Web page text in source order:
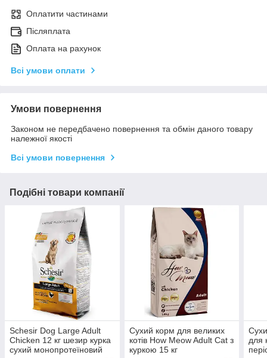
Оплатити частинами
Післяплата
Оплата на рахунок
Всі умови оплати
Умови повернення
Законом не передбачено повернення та обмін даного товару
належної якості
Всі умови повернення
Подібні товари компанії
Schesir Dog Large Adult
Chicken 12 кг шезир курка
сухий монопротеїновий
Сухий корм для великих
котів How Meow Adult Cat з
куркою 15 кг
для